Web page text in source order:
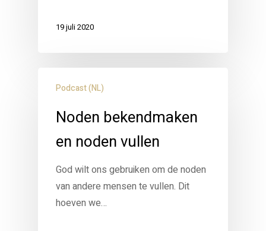
19 juli 2020
Podcast (NL)
Noden bekendmaken
en noden vullen
God wilt ons gebruiken om de noden
van andere mensen te vullen. Dit
hoeven we…